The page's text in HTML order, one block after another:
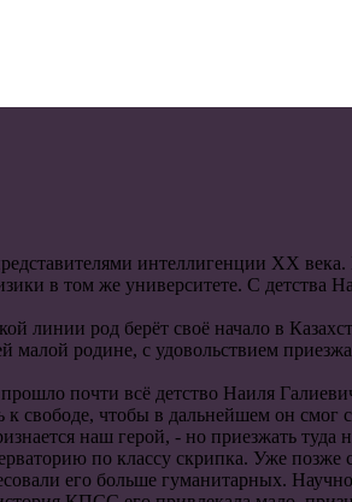
интеллигенции ХХ
в том же университете. С детства
линии род берёт своё начало в
родине, с удовольствием
почти всё детство Наиля
свободе, чтобы в дальнейшем он
наш герой, - но приезжать
по классу скрипка. Уже позже
его больше гуманитарных.